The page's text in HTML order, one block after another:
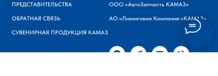
ПРЕДСТАВИТЕЛЬСТВА
ОБРАТНАЯ СВЯЗЬ
СУВЕНИРНАЯ ПРОДУКЦИЯ КАМАЗ
ООО «АвтоЗапчасть КАМАЗ»
АО «Лизинговая Компания «КАМАЗ»